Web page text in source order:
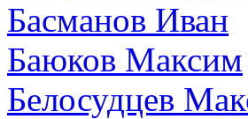
Басманов Иван
Баюков Максим
Белосудцев